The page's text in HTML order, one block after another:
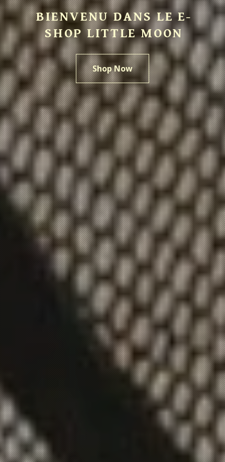
BIENVENU DANS LE E-
SHOP LITTLE MOON
Shop Now